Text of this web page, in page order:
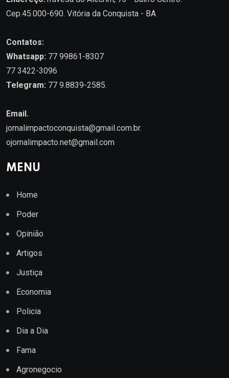
Cep.45.000-690. Vitória da Conquista - BA
Contatos:
Whatsapp: 77 99861-8307
77 3422-3096
Telegram: 77 9.8839-2585.
Email.
jornalimpactoconquista@gmail.com.br.
ojornalimpacto.net@gmail.com
MENU
Home
Poder
Opinião
Artigos
Justiça
Economia
Policia
Dia a Dia
Fama
Agronegocio